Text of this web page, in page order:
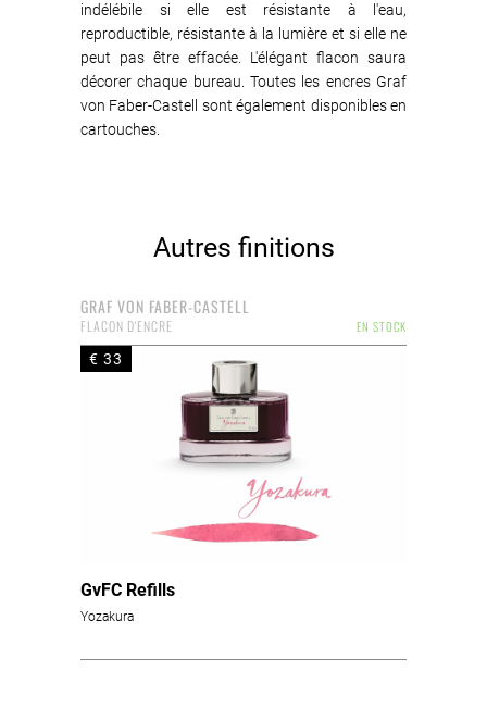
indélébile si elle est résistante à l'eau,
reproductible, résistante à la lumière et si elle ne
peut pas être effacée. L'élégant flacon saura
décorer chaque bureau. Toutes les encres Graf
von Faber-Castell sont également disponibles en
cartouches.
Autres finitions
GRAF VON FABER-CASTELL
EN STOCK
FLACON D'ENCRE
€ 33
GvFC Refills
Yozakura